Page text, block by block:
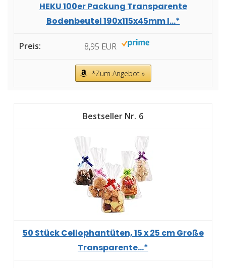
HEKU 100er Packung Transparente
Bodenbeutel 190x115x45mm I...*
8,95 EUR
*Zum Angebot »
6
50 Stück Cellophantüten, 15 x 25 cm Große
Transparente...*